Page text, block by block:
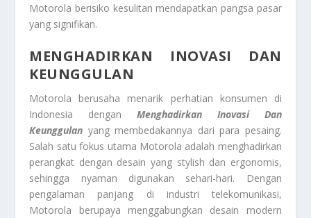
Motorola berisiko kesulitan mendapatkan pangsa pasar
yang signifikan.
MENGHADIRKAN INOVASI DAN
KEUNGGULAN
Motorola berusaha menarik perhatian konsumen di
Indonesia dengan Menghadirkan Inovasi Dan
Keunggulan yang membedakannya dari para pesaing.
Salah satu fokus utama Motorola adalah menghadirkan
perangkat dengan desain yang stylish dan ergonomis,
sehingga nyaman digunakan sehari-hari. Dengan
pengalaman panjang di industri telekomunikasi,
Motorola berupaya menggabungkan desain modern